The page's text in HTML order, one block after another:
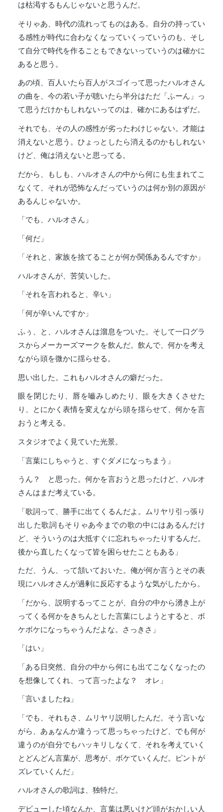
は枯渇するもんじゃないと思うんだ。
そりゃあ、時代の流れってものはある。自分の持ってい
る感性が時代に合わなくなっていくっていうのも、そし
て自分で時代を作ることもできないっていうのは確かに
あると思う。
あの頃、百人いたら百人がスゴイって思ったハルオさん
の曲を、今の若い子が聴いたら半分はただ「ふーん」っ
て思うだけかもしれないってのは、確かにあるはずだ。
それでも、その人の感性が劣ったわけじゃない。才能は
消えないと思う。ひょっとしたら消えるのかもしれない
けど、俺は消えないと思ってる。
だから、もしも、ハルオさんの中から何にも生まれてこ
なくて、それが恐怖なんだっていうのは何か別の原因が
あるんじゃないか。
「でも、ハルオさん」
「何だ」
「それと、家族を捨てることが何か関係あるんですか」
ハルオさんが、苦笑いした。
「それを言われると、辛い」
「何が辛いんですか」
ふぅ、と、ハルオさんは溜息をついた。そして一口グラ
スからメーカーズマークを飲んだ。飲んで、何かを考え
ながら頭を微かに揺らせる。
思い出した。これもハルオさんの癖だった。
眼を閉じたり、唇を嚙みしめたり、眼を大きくさせた
り、とにかく表情を変えながら頭を揺らせて、何かを言
おうと考える。
スタジオでよく見ていた光景。
「言葉にしちゃうと、すぐダメになっちまう」
うん？ と思った。何かを言おうと思ったけど、ハルオ
さんはまだ考えている。
「歌詞って、勝手に出てくるんだよ。ムリヤリ引っ張り
出した歌詞もそりゃあ今までの歌の中にはあるんだけ
ど、そういうのは大抵すぐに忘れちゃったりするんだ。
後から直したくなって皆を困らせたこともある」
ただ、うん、って頷いておいた。俺が何か言うとその表
現にハルオさんが過剰に反応するような気がしたから。
「だから、説明するってことが、自分の中から湧き上が
ってくる何かをきちんとした言葉にしようとすると、ボ
ケボケになっちゃうんだよな。さっきさ」
「はい」
「ある日突然、自分の中から何にも出てこなくなったの
を想像してくれ、って言ったよな？ オレ」
「言いましたね」
「でも、それもさ、ムリヤリ説明したんだ。そう言いな
がら、あぁなんか違うって思っちゃったけど、でも何が
違うのが自分でもハッキリしなくて、それを考えていく
とどんどん言葉が、思考が、ボケていくんだ。ピントが
ズレていくんだ」
ハルオさんの歌詞は、独特だ。
デビューした頃なんか、言葉は悪いけど頭がおかしい人